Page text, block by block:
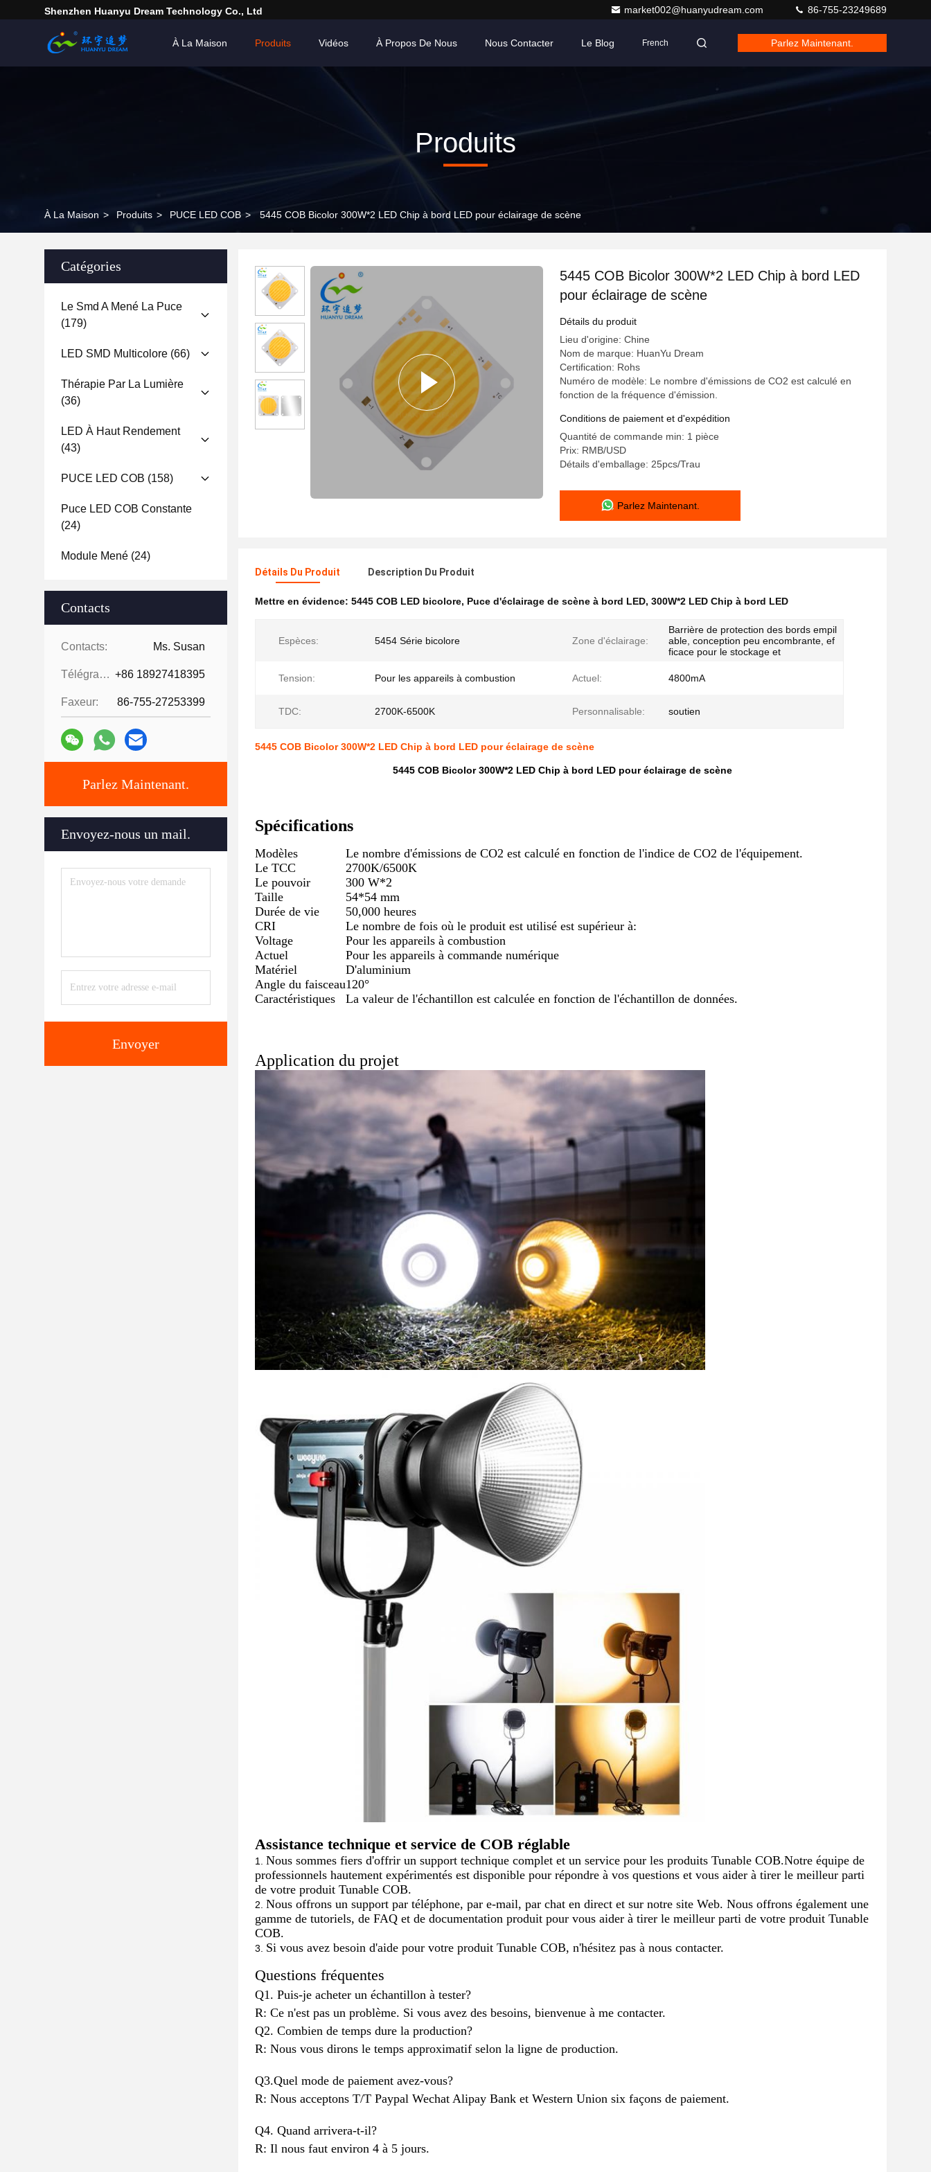
Shenzhen Huanyu Dream Technology Co., Ltd market002@huanyudream.com 86-755-23249689
À La Maison Produits Vidéos À Propos De Nous Nous Contacter Le Blog French Parlez Maintenant.
Produits
À La Maison > Produits > PUCE LED COB > 5445 COB Bicolor 300W*2 LED Chip à bord LED pour éclairage de scène
Catégories
Le Smd A Mené La Puce
(179)
LED SMD Multicolore (66)
Thérapie Par La Lumière
(36)
LED À Haut Rendement
(43)
PUCE LED COB (158)
Puce LED COB Constante
(24)
Module Mené (24)
Contacts
Contacts: Ms. Susan
Télégramme: +86 18927418395
Faxeur: 86-755-27253399
Parlez Maintenant.
Envoyez-nous un mail.
Envoyer
5445 COB Bicolor 300W*2 LED Chip à bord LED
pour éclairage de scène
Détails du produit
Lieu d'origine: Chine
Nom de marque: HuanYu Dream
Certification: Rohs
Numéro de modèle: Le nombre d'émissions de CO2 est calculé en
fonction de la fréquence d'émission.
Conditions de paiement et d'expédition
Quantité de commande min: 1 pièce
Prix: RMB/USD
Détails d'emballage: 25pcs/Trau
Parlez Maintenant.
Détails Du Produit Description Du Produit
Mettre en évidence: 5445 COB LED bicolore, Puce d'éclairage de scène à bord LED, 300W*2 LED Chip à bord LED
Espèces: 5454 Série bicolore Zone d'éclairage:
Barrière de protection des bords empil
able, conception peu encombrante, ef
ficace pour le stockage et
Tension: Pour les appareils à combustion Actuel: 4800mA
TDC: 2700K-6500K Personnalisable: soutien
5445 COB Bicolor 300W*2 LED Chip à bord LED pour éclairage de scène
5445 COB Bicolor 300W*2 LED Chip à bord LED pour éclairage de scène
Spécifications
Modèles
Le nombre d'émissions de CO2 est calculé en fonction de l'indice de CO2 de l'équipement.
Le TCC
2700K/6500K
Le pouvoir
300 W*2
Taille
54*54 mm
Durée de vie
50,000 heures
CRI
Le nombre de fois où le produit est utilisé est supérieur à:
Voltage
Pour les appareils à combustion
Actuel
Pour les appareils à commande numérique
Matériel
D'aluminium
Angle du faisceau120°
Caractéristiques
La valeur de l'échantillon est calculée en fonction de l'échantillon de données.
Application du projet
Assistance technique et service de COB réglable
Nous sommes fiers d'offrir un support technique complet et un service pour les produits Tunable COB.Notre équipe de
professionnels hautement expérimentés est disponible pour répondre à vos questions et vous aider à tirer le meilleur parti
de votre produit Tunable COB.
Nous offrons un support par téléphone, par e-mail, par chat en direct et sur notre site Web. Nous offrons également une
gamme de tutoriels, de FAQ et de documentation produit pour vous aider à tirer le meilleur parti de votre produit Tunable
COB.
Si vous avez besoin d'aide pour votre produit Tunable COB, n'hésitez pas à nous contacter.
Questions fréquentes
Q1. Puis-je acheter un échantillon à tester?
R: Ce n'est pas un problème. Si vous avez des besoins, bienvenue à me contacter.
Q2. Combien de temps dure la production?
R: Nous vous dirons le temps approximatif selon la ligne de production.
Q3.Quel mode de paiement avez-vous?
R: Nous acceptons T/T Paypal Wechat Alipay Bank et Western Union six façons de paiement.
Q4. Quand arrivera-t-il?
R: Il nous faut environ 4 à 5 jours.